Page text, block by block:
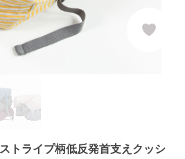
トライプ柄低反発首支えクッシ